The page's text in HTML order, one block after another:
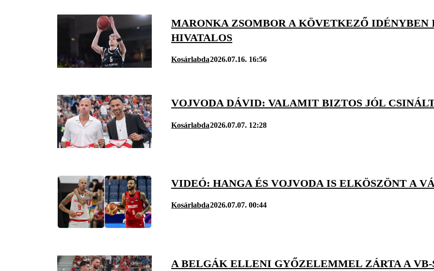
MARONKA ZSOMBOR A KÖVETKEZŐ
HIVATALOS
Kosárlabda2026.07.16. 16:56
VOJVODA DÁVID: VALAMIT BIZTOS JÓL
Kosárlabda2026.07.07. 12:28
VIDEÓ: HANGA ÉS VOJVODA IS ELKÖSZÖNT A
Kosárlabda2026.07.07. 00:44
A BELGÁK ELLENI GYŐZELEMMEL ZÁRTA A VB-